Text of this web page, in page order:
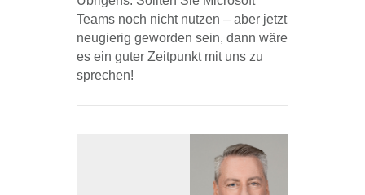
Teams noch nicht nutzen – aber jetzt
neugierig geworden sein, dann wäre
es ein guter Zeitpunkt mit uns zu
sprechen!